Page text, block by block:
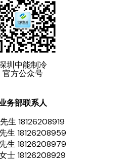
圳中能制冷
官方公众号
务部联系人
生 18126208919
生 18126208959
生 18126208979
士 18126208929